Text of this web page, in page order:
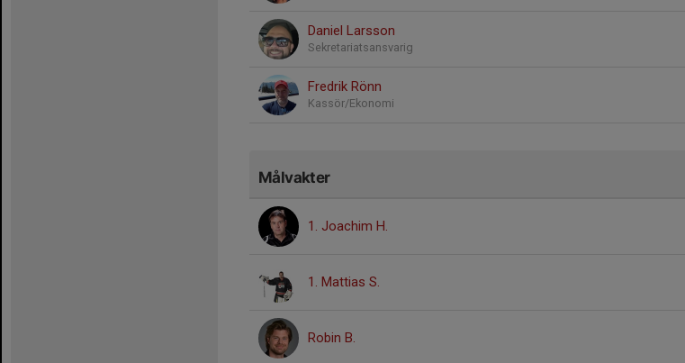
Daniel Larsson
Sekretariatsansvarig
Fredrik Rönn
Kassör/Ekonomi
Målvakter
1. Joachim H.
1. Mattias S.
Robin B.